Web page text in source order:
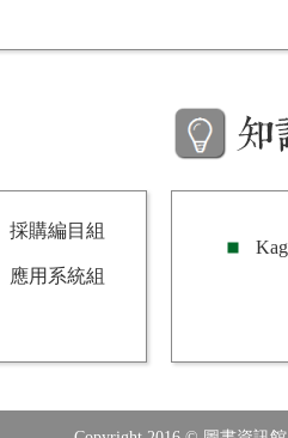
採購編目組
應用系統組